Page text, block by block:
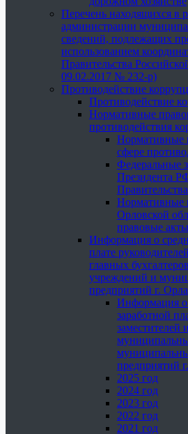
Перечень находящихся в
администрации
сведений, подлежащих
использованием
Правительства
09.02.2017 № 232-р)
Противодействие
Противодействие
Нормативные
противодействия
Нормативные
сфере
Федеральные
Президента
Нормативные
Орловской
правовые акты
Информация о
плате
главных
учреждений и
предприятий г. Орла
Информация о
заработной
заместителей
предприятий
2025 год
2024 год
2023 год
2022 год
2021 год